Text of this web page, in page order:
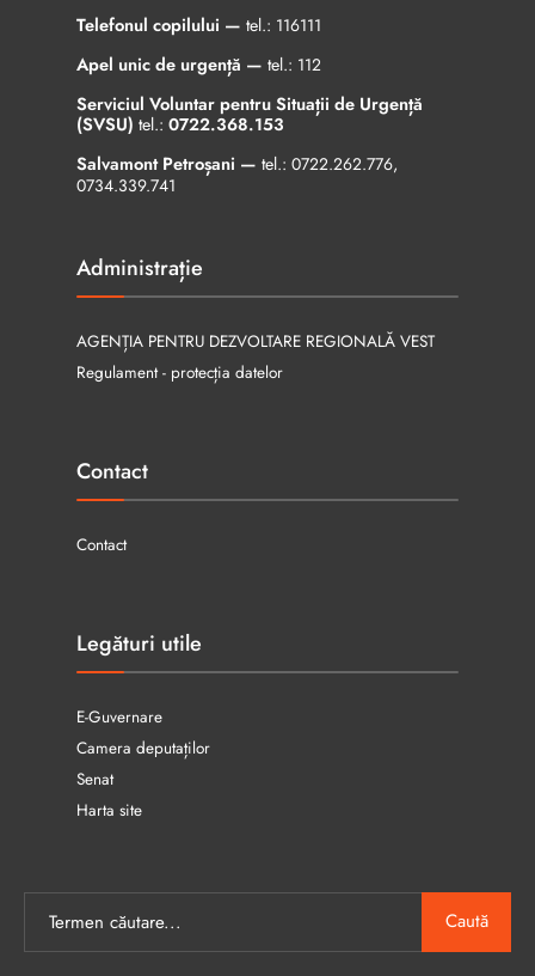
Telefonul copilului — tel.: 116111
Apel unic de urgență — tel.: 112
Serviciul Voluntar pentru Situații de Urgență
(SVSU) tel.: 0722.368.153
Salvamont Petroșani — tel.: 0722.262.776,
0734.339.741
Administrație
AGENȚIA PENTRU DEZVOLTARE REGIONALĂ VEST
Regulament - protecția datelor
Contact
Contact
Legături utile
E-Guvernare
Camera deputaților
Senat
Harta site
Caută